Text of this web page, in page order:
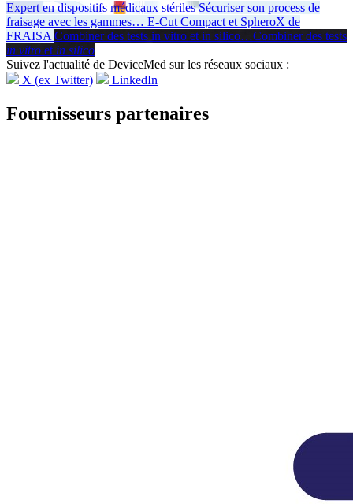
Expert en dispositifs médicaux stériles Sécuriser son process de
fraisage avec les gammes… E-Cut Compact et SpheroX de
FRAISA Combiner des tests in vitro et in silico…Combiner des tests
in vitro et in silico
Suivez l'actualité de DeviceMed sur les réseaux sociaux :
X (ex Twitter)
LinkedIn
Fournisseurs partenaires